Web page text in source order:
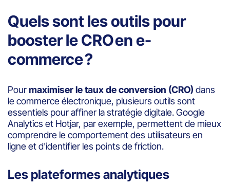
Quels sont les outils pour
booster le CRO en e-
commerce ?
Pourmaximiser le taux de conversion (CRO) dans
le commerce électronique, plusieurs outils sont
essentiels pour affiner la stratégie digitale. Google
Analytics et Hotjar, par exemple, permettent de mieux
comprendre le comportement des utilisateurs en
ligne et d'identifier les points de friction.
Les plateformes analytiques